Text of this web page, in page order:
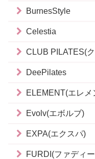
BurnesStyle
Celestia
CLUB PILATES(
DeePilates
ELEMENT(エレメ
Evolv(エボルブ)
EXPA(エクスパ)
FURDI(ファディ